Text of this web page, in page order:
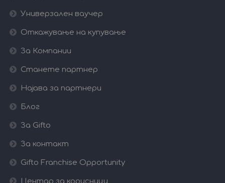
Универзален ваучер
Откажување на купување
За Компании
Станете партнер
Најава за партнери
Блог
За Gifto
За контакт
Gifto Franchise Opportunity
Центар за корисници